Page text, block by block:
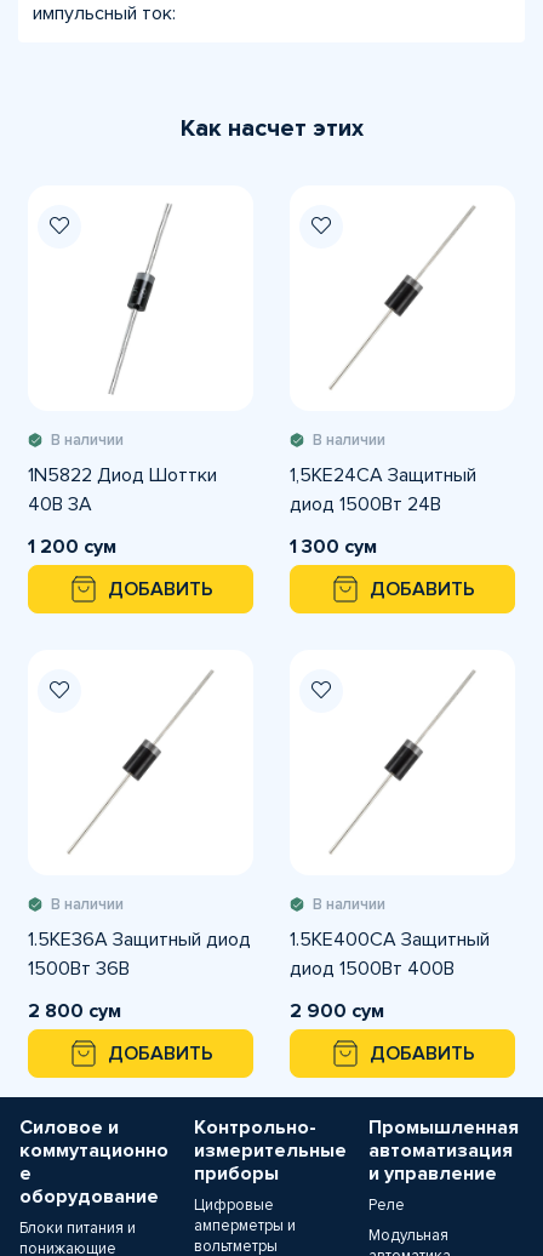
импульсный ток:
Как насчет этих
В наличии
1N5822 Диод Шоттки
40В 3А
1 200 сум
ДОБАВИТЬ
В наличии
1,5KE24CA Защитный
диод 1500Вт 24В
1 300 сум
ДОБАВИТЬ
В наличии
1.5KE36A Защитный диод
1500Вт 36В
2 800 сум
ДОБАВИТЬ
В наличии
1.5KE400CA Защитный
диод 1500Вт 400В
2 900 сум
ДОБАВИТЬ
Силовое и
коммутационно
е
оборудование
Блоки питания и
понижающие
Контрольно-
измерительные
приборы
Цифровые
амперметры и
вольтметры
Промышленная
автоматизация
и управление
Реле
Модульная